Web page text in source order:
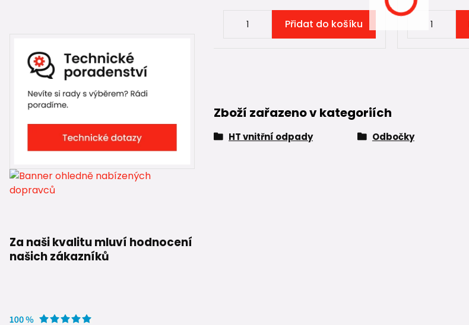
Za naši kvalitu mluví hodnocení
našich zákazníků
Přidat do košíku
Zboží zařazeno v kategoriích
HT vnitřní odpady Odbočky